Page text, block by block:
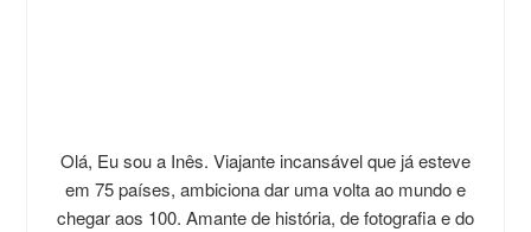
Olá, Eu sou a Inês. Viajante incansável que já esteve
em 75 países, ambiciona dar uma volta ao mundo e
chegar aos 100. Amante de história, de fotografia e do